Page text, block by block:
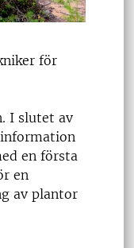
för
I slutet av
en första
en
av plantor